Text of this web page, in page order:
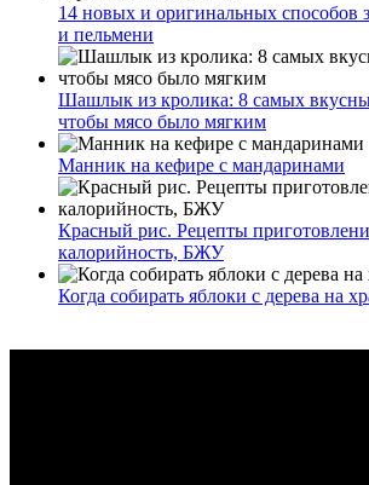
14 новых и оригинальных способов
и пельмени
Шашлык из кролика: 8 самых
чтобы мясо было мягким
Манник на кефире с мандаринами
Красный рис. Рецепты
калорийность, БЖУ
Когда собирать яблоки с дерева на